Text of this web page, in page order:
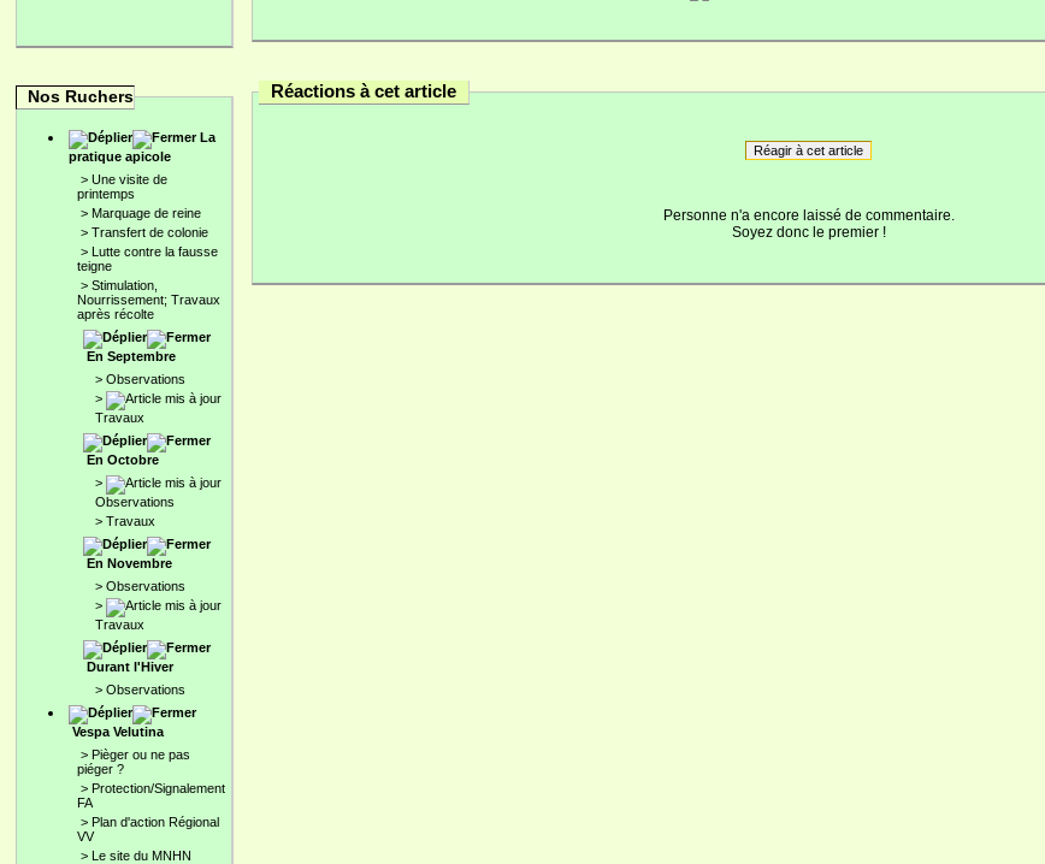
Nos Ruchers
La
pratique apicole
> Une visite de
printemps
> Marquage de reine
> Transfert de colonie
> Lutte contre la fausse
teigne
> Stimulation,
Nourrissement; Travaux
après récolte
En Septembre
> Observations
>
Travaux
En Octobre
>
Observations
> Travaux
En Novembre
> Observations
>
Travaux
Durant l'Hiver
> Observations
Vespa Velutina
> Pièger ou ne pas
piéger ?
> Protection/Signalement
FA
> Plan d'action Régional
VV
> Le site du MNHN
Réactions à cet article
Réagir à cet article
Personne n'a encore laissé de commentaire.
Soyez donc le premier !